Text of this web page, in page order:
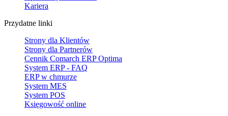
Kariera
Przydatne linki
Strony dla Klientów
Strony dla Partnerów
Cennik Comarch ERP Optima
System ERP - FAQ
ERP w chmurze
System MES
System POS
Księgowość online